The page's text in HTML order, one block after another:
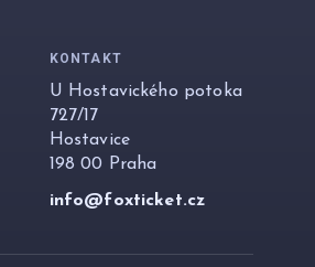
KONTAKT
U Hostavického potoka
727/17
Hostavice
198 00 Praha
info@foxticket.cz